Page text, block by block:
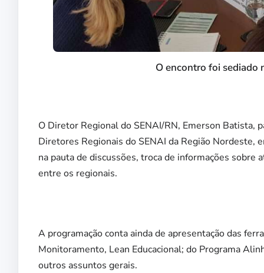
O encontro foi sediado
O Diretor Regional do SENAI/RN, Emerson Batista,
Diretores Regionais do SENAI da Região Nordeste,
na pauta de discussões, troca de informações sobre
entre os regionais.
A programação conta ainda de apresentação das
Monitoramento, Lean Educacional; do Programa
outros assuntos gerais.